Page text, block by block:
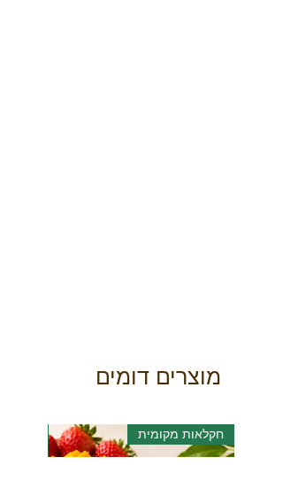
מוצרים דומים
חקלאות מקומית